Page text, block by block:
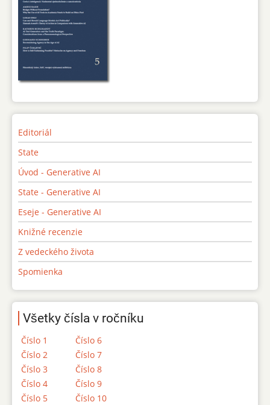
Editoriál
State
Úvod - Generative AI
State - Generative AI
Eseje - Generative AI
Knižné recenzie
Z vedeckého života
Spomienka
Všetky čísla v ročníku
Číslo 1
Číslo 2
Číslo 3
Číslo 4
Číslo 5
Číslo 6
Číslo 7
Číslo 8
Číslo 9
Číslo 10